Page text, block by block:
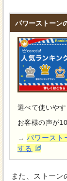
パワーストーン
選べて使いや
お客様の声が
→ パワースト
する
また、ストーン